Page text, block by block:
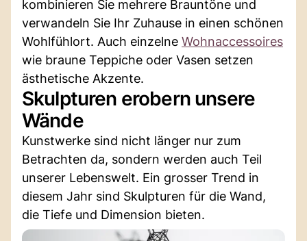
kombinieren Sie mehrere Brauntöne und
verwandeln Sie Ihr Zuhause in einen schönen
Wohlfühlort. Auch einzelne Wohnaccessoires
wie braune Teppiche oder Vasen setzen
ästhetische Akzente.
Skulpturen erobern unsere
Wände
Kunstwerke sind nicht länger nur zum
Betrachten da, sondern werden auch Teil
unserer Lebenswelt. Ein grosser Trend in
diesem Jahr sind Skulpturen für die Wand,
die Tiefe und Dimension bieten.